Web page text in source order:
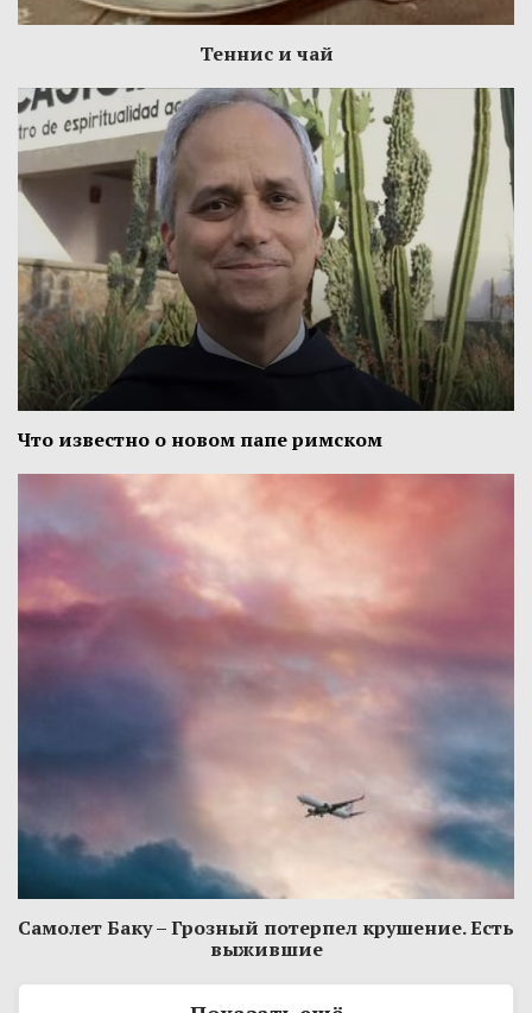
Теннис и чай
Что известно о новом папе римском
Самолет Баку – Грозный потерпел крушение. Есть
выжившие